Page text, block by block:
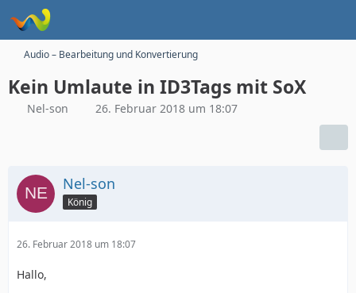
Audio – Bearbeitung und Konvertierung
Kein Umlaute in ID3Tags mit SoX
Nel-son 26. Februar 2018 um 18:07
Nel-son
König
26. Februar 2018 um 18:07
Hallo,